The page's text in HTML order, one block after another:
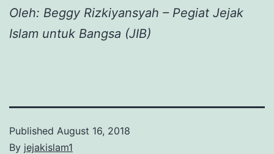
Oleh: Beggy Rizkiyansyah – Pegiat Jejak
Islam untuk Bangsa (JIB)
Published August 16, 2018
By jejakislam1